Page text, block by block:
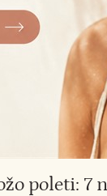
poleti: 7